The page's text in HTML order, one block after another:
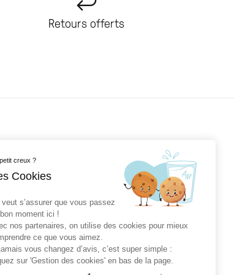
Retours offerts
au courant de nos nouveautés
votre email, vous acceptez la
confidentialitéainsi que lesMentions légales
creux ?
Cookies
veut s’assurer que vous passez
moment ici !
nos partenaires, on utilise des cookies pour mieux
ce que vous aimez.
vous changez d’avis, c’est super simple :
sur 'Gestion des cookies' en bas de la page.